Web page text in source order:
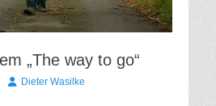
„The way to go“
AutorDieter Wasilke